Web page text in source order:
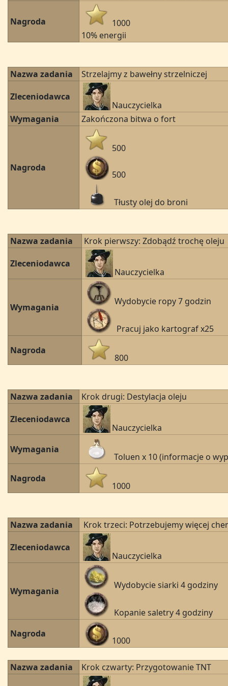
Nagroda
1000
10% energii
Nazwa zadania
Strzelajmy z bawełny strzelniczej
Zleceniodawca
Nauczycielka
Wymagania
Zakończona bitwa o fort
Nagroda
500
500
Tłusty olej do broni
Nazwa zadania
Krok pierwszy: Zdobądź trochę oleju
Zleceniodawca
Nauczycielka
Wymagania
Wydobycie ropy 7 godzin
Pracuj jako kartograf x25
Nagroda
800
Nazwa zadania
Krok drugi: Destylacja oleju
Zleceniodawca
Nauczycielka
Wymagania
Toluen x 10 (informacje o
Nagroda
1000
Nazwa zadania
Krok trzeci: Potrzebujemy więcej
Zleceniodawca
Nauczycielka
Wymagania
Wydobycie siarki 4 godziny
Kopanie saletry 4 godziny
Nagroda
1000
Nazwa zadania
Krok czwarty: Przygotowanie TNT